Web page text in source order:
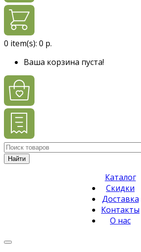
0 item(s): 0 р.
Ваша корзина пуста!
Найти
Каталог
Скидки
Доставка
Контакты
О нас